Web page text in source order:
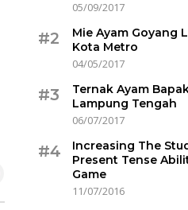
05/09/2017
#2
Mie Ayam Goyang
Kota Metro
04/05/2017
#3
Ternak Ayam
Lampung Tengah
06/07/2017
#4
Increasing The
Present Tense
Game
11/07/2016